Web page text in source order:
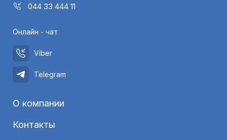
044 33 444 11
Онлайн - чат
Viber
Telegram
О компании
Контакты